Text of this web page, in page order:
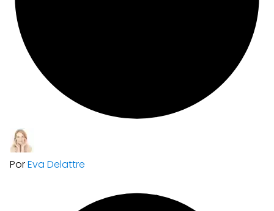
PorEva Delattre